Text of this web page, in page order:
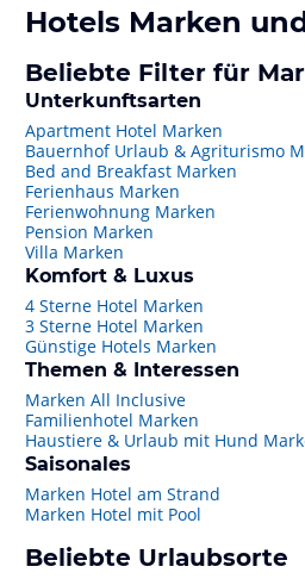
Hotels Marken
Beliebte Filter für
Unterkunftsarten
Apartment Hotel Marken
Bauernhof Urlaub & Agriturismo
Bed and Breakfast Marken
Ferienhaus Marken
Ferienwohnung Marken
Pension Marken
Villa Marken
Komfort & Luxus
4 Sterne Hotel Marken
3 Sterne Hotel Marken
Günstige Hotels Marken
Themen & Interessen
Marken All Inclusive
Familienhotel Marken
Haustiere & Urlaub mit Hund
Saisonales
Marken Hotel am Strand
Marken Hotel mit Pool
Beliebte Urlaubsorte